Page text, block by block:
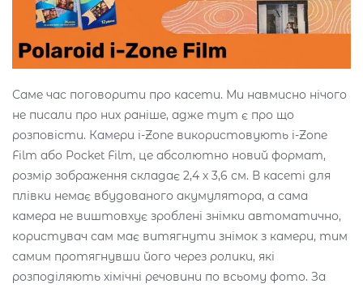
Саме час поговорити про касети. Ми навмисно нічого
не писали про них раніше, адже тут є про що
розповісти. Камери i-Zone використовують i-Zone
Film або Pocket Film, це абсолютно новий формат,
розмір зображення складає 2,4 х 3,6 см. В касеті для
плівки немає вбудованого акумулятора, а сама
камера не виштовхує зроблені знімки автоматично,
користувач сам має витягнути знімок з камери, тим
самим протягнувши його через ролики, які
розподіляють хімічні речовини по всьому фото. За